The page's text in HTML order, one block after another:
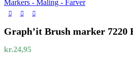
Markers - Maling - Farver
Graph’it Brush marker 7220
kr.24,95